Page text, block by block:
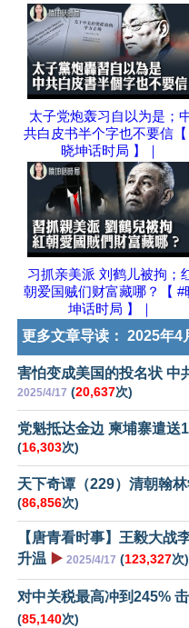
太子党炮轰习自以为是；
共白皮书半个字也不要信【
晓坤话时局 】｜
习抓亲美派 刘鹤儿被拘；
朝爱国贼们财富藏哪？【 #
坤话时局 】｜
更多文章导读： 2025年4
害怕变成美国的投名状 中
2025/4/17 (20,637次)
党魁抵达金边 柬埔寨遣送
(16,303次)
天下奇谭（229）清朝翰
(86,856次)
【唐青看时事】王毅大战
升温 ▶️ 2025/4/17 (123,327次)
对中关税最高冲到245%
(85,140次)